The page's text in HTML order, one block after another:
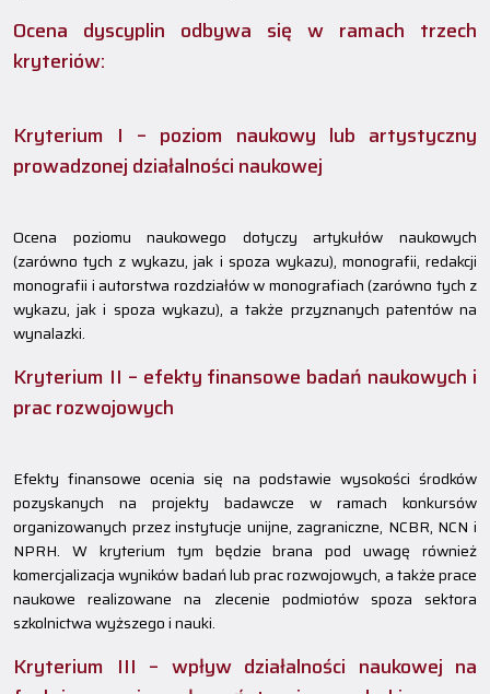
Ocena dyscyplin odbywa się w ramach trzech
kryteriów:
Kryterium I – poziom naukowy lub artystyczny
prowadzonej działalności naukowej
Ocena poziomu naukowego dotyczy artykułów naukowych
(zarówno tych z wykazu, jak i spoza wykazu), monografii, redakcji
monografii i autorstwa rozdziałów w monografiach (zarówno tych z
wykazu, jak i spoza wykazu), a także przyznanych patentów na
wynalazki.
Kryterium II – efekty finansowe badań naukowych i
prac rozwojowych
Efekty finansowe ocenia się na podstawie wysokości środków
pozyskanych na projekty badawcze w ramach konkursów
organizowanych przez instytucje unijne, zagraniczne, NCBR, NCN i
NPRH. W kryterium tym będzie brana pod uwagę również
komercjalizacja wyników badań lub prac rozwojowych, a także prace
naukowe realizowane na zlecenie podmiotów spoza sektora
szkolnictwa wyższego i nauki.
Kryterium III – wpływ działalności naukowej na